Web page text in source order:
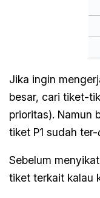
Jika ingin
besar, cari tiket-
prioritas). Namun
tiket P1 sudah ter-
Sebelum
tiket terkait kalau